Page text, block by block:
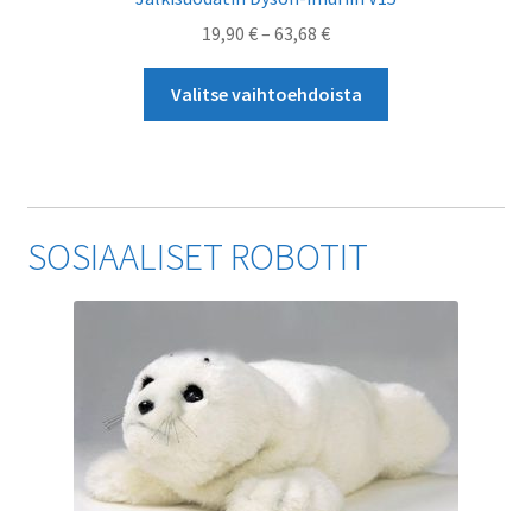
19,90 €– 63,68 €Hintaluokka:
19,90 €
-
63,68 €
Valitse vaihtoehdoista
SOSIAALISET ROBOTIT